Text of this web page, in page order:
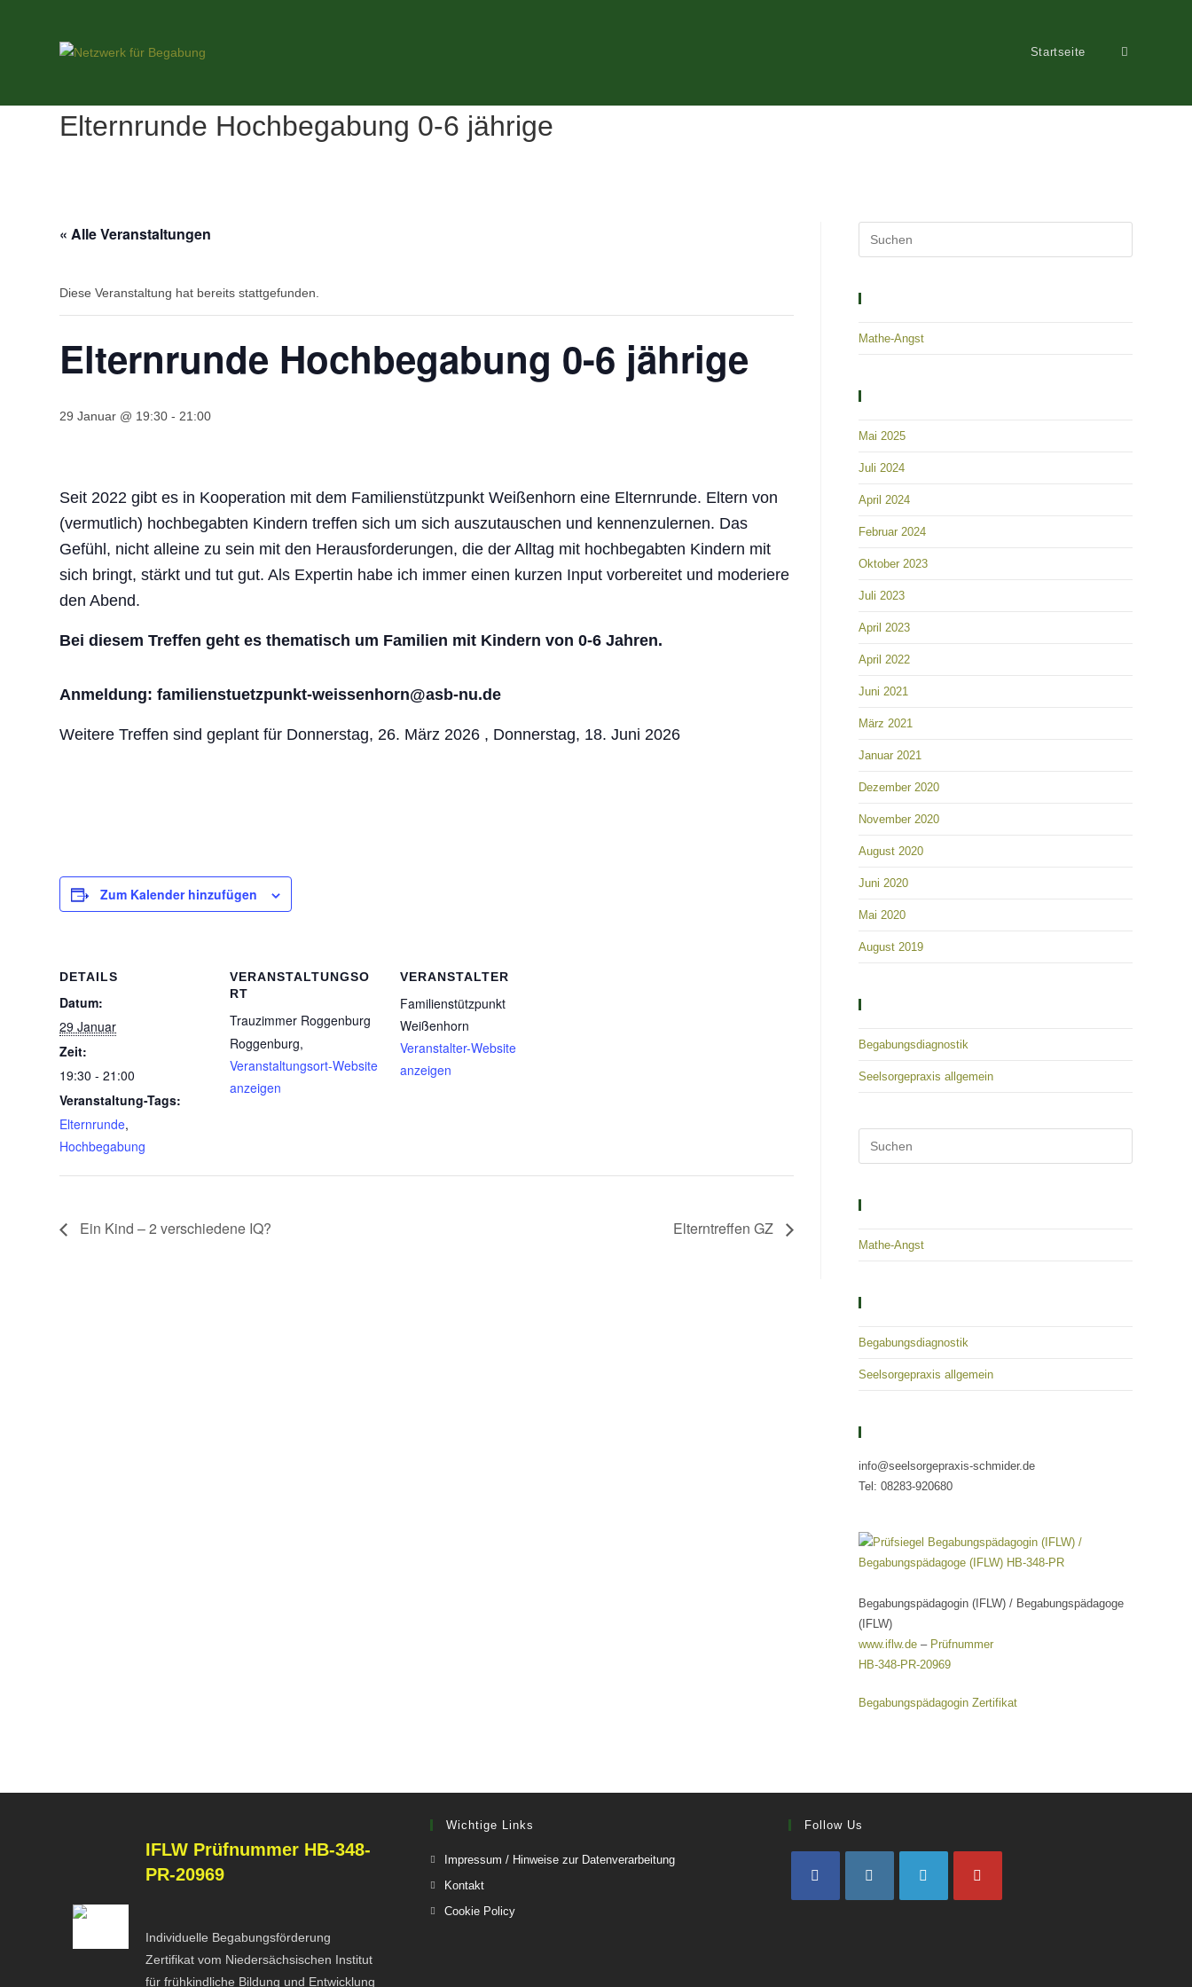
Startseite Website-
umschalten
Elternrunde Hochbegabung 0-6 jährige
« Alle Veranstaltungen
Diese Veranstaltung hat bereits stattgefunden.
Elternrunde Hochbegabung 0-6 jährige
29 Januar @ 19:30 - 21:00
Seit 2022 gibt es in Kooperation mit dem Familienstützpunkt Weißenhorn eine Elternrunde. Eltern von
(vermutlich) hochbegabten Kindern treffen sich um sich auszutauschen und kennenzulernen. Das
Gefühl, nicht alleine zu sein mit den Herausforderungen, die der Alltag mit hochbegabten Kindern mit
sich bringt, stärkt und tut gut. Als Expertin habe ich immer einen kurzen Input vorbereitet und moderiere
den Abend.
Bei diesem Treffen geht es thematisch um Familien mit Kindern von 0-6 Jahren.
Anmeldung: familienstuetzpunkt-weissenhorn@asb-nu.de
Weitere Treffen sind geplant für Donnerstag, 26. März 2026 , Donnerstag, 18. Juni 2026
Zum Kalender hinzufügen
DETAILS
Datum:
29 Januar
Zeit:
19:30 - 21:00
Veranstaltung-Tags:
Elternrunde,
Hochbegabung
VERANSTALTUNGSO
RT
Trauzimmer Roggenburg
Roggenburg,
Veranstaltungsort-Website
anzeigen
VERANSTALTER
Familienstützpunkt
Weißenhorn
Veranstalter-Website
anzeigen
Ein Kind – 2 verschiedene IQ? Elterntreffen GZ
Mathe-Angst
Mai 2025
Juli 2024
April 2024
Februar 2024
Oktober 2023
Juli 2023
April 2023
April 2022
Juni 2021
März 2021
Januar 2021
Dezember 2020
November 2020
August 2020
Juni 2020
Mai 2020
August 2019
Begabungsdiagnostik
Seelsorgepraxis allgemein
Mathe-Angst
Begabungsdiagnostik
Seelsorgepraxis allgemein
info@seelsorgepraxis-schmider.de
Tel: 08283-920680
Begabungspädagogin (IFLW) / Begabungspädagoge
(IFLW)
www.iflw.de – Prüfnummer
HB-348-PR-20969
Begabungspädagogin Zertifikat
IFLW Prüfnummer HB-348-
PR-20969
Individuelle Begabungsförderung
Zertifikat vom Niedersächsischen Institut
für frühkindliche Bildung und Entwicklung
Wichtige Links
Impressum / Hinweise zur DatenverarbeitungOpens
KontaktOpens
in
Cookie PolicyOpens
Follow Us